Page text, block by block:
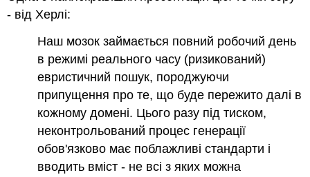
- від Херлі:
Наш мозок займається повний робочий день
в режимі реального часу (ризикований)
евристичний пошук, породжуючи
припущення про те, що буде пережито далі в
кожному домені. Цього разу під тиском,
неконтрольований процес генерації
обов'язково має поблажливі стандарти і
вводить вміст - не всі з яких можна